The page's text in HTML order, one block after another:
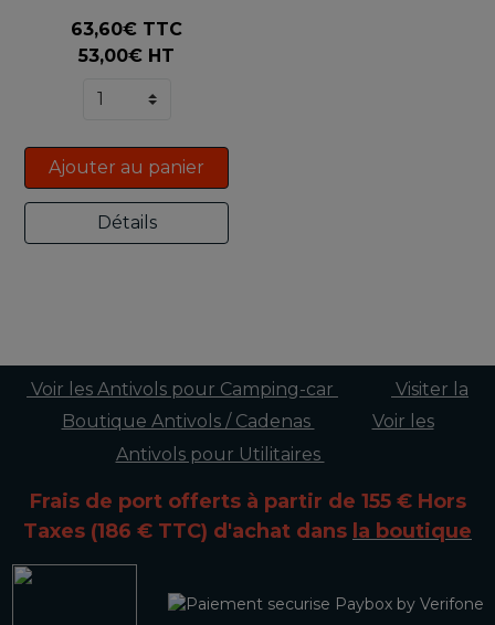
63,60€ TTC
53,00€ HT
Ajouter au panier
Détails
Voir les Antivols pour Camping-car
Visiter la
Boutique Antivols / Cadenas
Voir les
Antivols pour Utilitaires
Frais de port offerts à partir de 155 € Hors
Taxes (186 € TTC) d'achat dans la boutique